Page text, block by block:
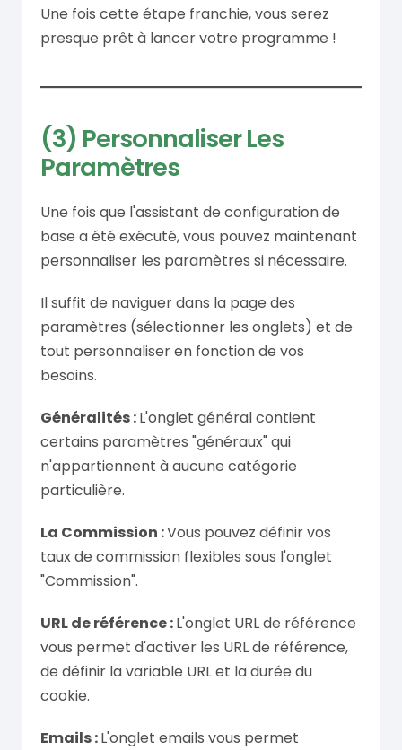
Une fois cette étape franchie, vous serez
presque prêt à lancer votre programme !
(3) Personnaliser Les
Paramètres
Une fois que l'assistant de configuration de
base a été exécuté, vous pouvez maintenant
personnaliser les paramètres si nécessaire.
Il suffit de naviguer dans la page des
paramètres (sélectionner les onglets) et de
tout personnaliser en fonction de vos
besoins.
Généralités :L'onglet général contient
certains paramètres "généraux" qui
n'appartiennent à aucune catégorie
particulière.
La Commission :Vous pouvez définir vos
taux de commission flexibles sous l'onglet
"Commission".
URL de référence :L'onglet URL de référence
vous permet d'activer les URL de référence,
de définir la variable URL et la durée du
cookie.
Emails :L'onglet emails vous permet